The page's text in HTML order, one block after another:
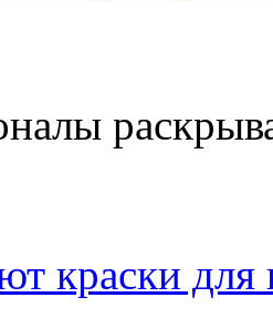
краски для